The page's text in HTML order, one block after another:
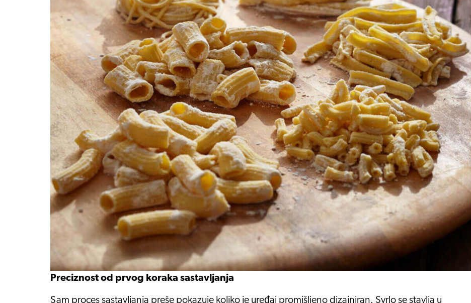
Preciznost od prvog koraka sastavljanja
Sam proces sastavljanja preše pokazuje koliko je uređaj promišljeno dizajniran. Svrlo se stavlja u